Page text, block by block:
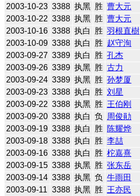
2003-10-23 3388 执黑 胜 曹大元
2003-10-22 3388 执黑 胜 曹大元
2003-10-16 3388 执白 胜 羽根直樹
2003-10-09 3388 执白 胜 赵守洵
2003-09-27 3389 执白 胜 孔杰
2003-09-26 3389 执黑 胜 古力
2003-09-24 3389 执黑 胜 孙梦厦
2003-09-23 3388 执白 胜 刘星
2003-09-22 3388 执黑 胜 王伯刚
2003-09-20 3388 执白 负 周俊勛
2003-09-19 3388 执白 胜 陈耀烨
2003-09-18 3388 执白 胜 李喆
2003-09-16 3388 执白 胜 柁嘉熹
2003-09-15 3388 执黑 胜 张东岳
2003-09-14 3388 执黑 负 牛雨田
2003-09-11 3388 执黑 胜 王亦民